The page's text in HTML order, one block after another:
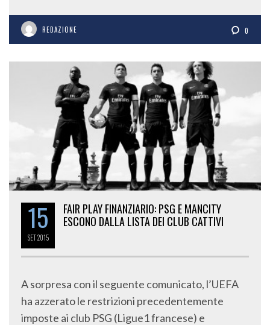
REDAZIONE 0
15
SET2015
FAIR PLAY FINANZIARIO: PSG E MANCITY
ESCONO DALLA LISTA DEI CLUB CATTIVI
A sorpresa con il seguente comunicato, l’UEFA
ha azzerato le restrizioni precedentemente
imposte ai club PSG (Ligue1 francese) e